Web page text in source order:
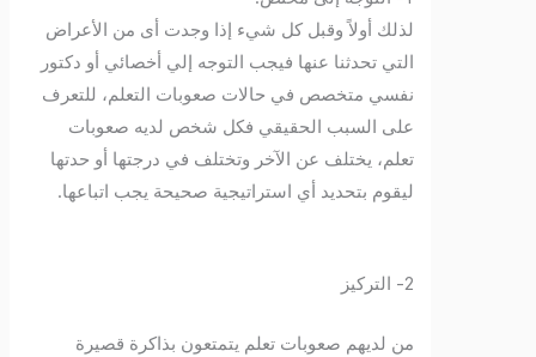
لذلك أولاً وقبل كل شيء إذا وجدت أى من الأعراض
التي تحدثنا عنها فيجب التوجه إلي أخصائي أو دكتور
نفسي متخصص في حالات صعوبات التعلم، للتعرف
على السبب الحقيقي فكل شخص لديه صعوبات
تعلم، يختلف عن الآخر وتختلف في درجتها أو حدتها
ليقوم بتحديد أي استراتيجية صحيحة يجب اتباعها.
من لديهم صعوبات تعلم يتمتعون بذاكرة قصيرة